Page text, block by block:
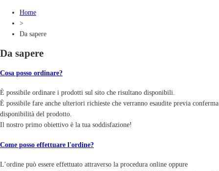
Home
>
Da sapere
Da sapere
Cosa posso ordinare?
È possibile ordinare i prodotti sul sito che risultano disponibili.
È possibile fare anche ulteriori richieste che verranno esaudite previa conferma
disponibilità del prodotto.
Il nostro primo obiettivo è la tua soddisfazione!
Come posso effettuare l'ordine?
L’ordine può essere effettuato attraverso la procedura online oppure